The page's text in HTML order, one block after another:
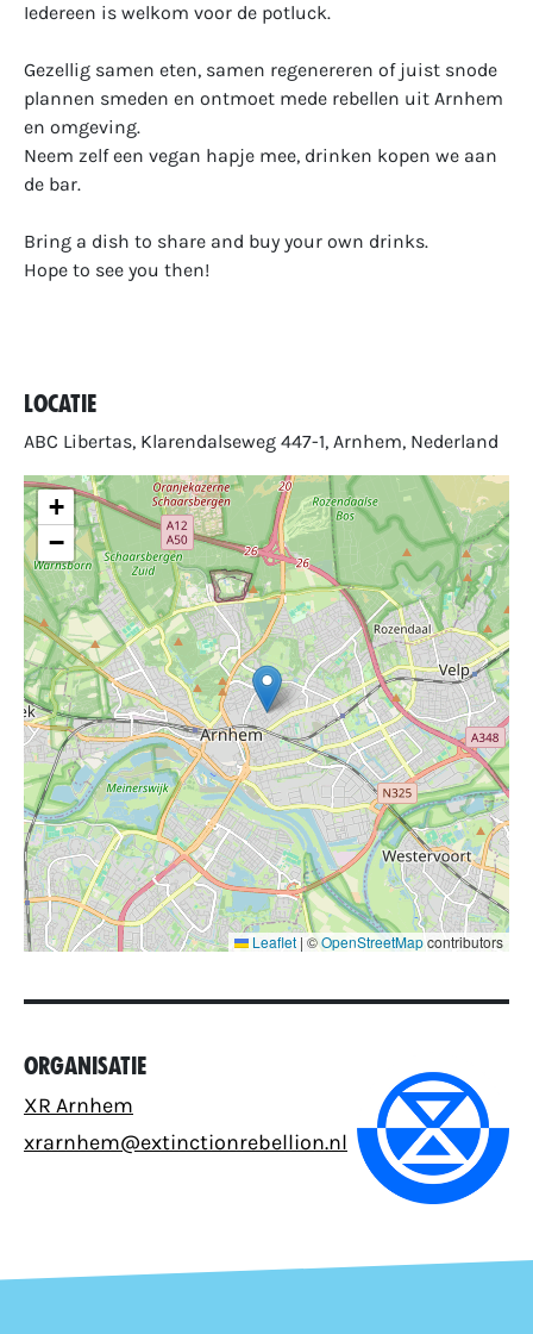
Iedereen is welkom voor de potluck.
Gezellig samen eten, samen regenereren of juist snode
plannen smeden en ontmoet mede rebellen uit Arnhem
en omgeving.
Neem zelf een vegan hapje mee, drinken kopen we aan
de bar.
Bring a dish to share and buy your own drinks.
Hope to see you then!
Locatie
ABC Libertas, Klarendalseweg 447-1, Arnhem, Nederland
+
−
Leaflet | ©OpenStreetMapcontributors
Organisatie
XR Arnhem
xrarnhem@extinctionrebellion.nl